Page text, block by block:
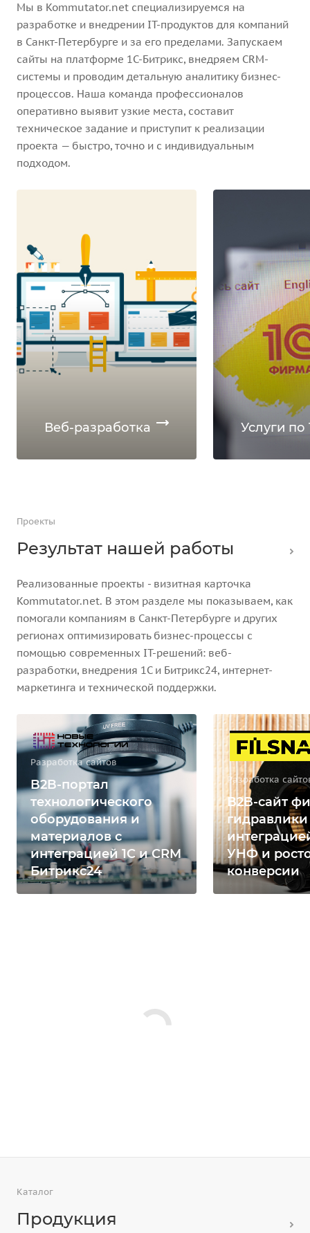
Мы в Kommutator.net специализируемся на
разработке и внедрении IT-продуктов для компаний
в Санкт-Петербурге и за его пределами. Запускаем
сайты на платформе 1С-Битрикс, внедряем CRM-
системы и проводим детальную аналитику бизнес-
процессов. Наша команда профессионалов
оперативно выявит узкие места, составит
техническое задание и приступит к реализации
проекта — быстро, точно и с индивидуальным
подходом.
Веб-разработка Услуги по
Проекты
Результат нашей работы
Реализованные проекты - визитная карточка
Kommutator.net. В этом разделе мы показываем, как
помогали компаниям в Санкт-Петербурге и других
регионах оптимизировать бизнес-процессы с
помощью современных IT-решений: веб-
разработки, внедрения 1С и Битрикс24, интернет-
маркетинга и технической поддержки.
Разработка сайтов
B2B-портал
технологического
оборудования и
материалов с
интеграцией 1С и CRM
Битрикс24
Разработка
B2B-сайт
гидравлики
УНФ и
конверсии
Каталог
Продукция